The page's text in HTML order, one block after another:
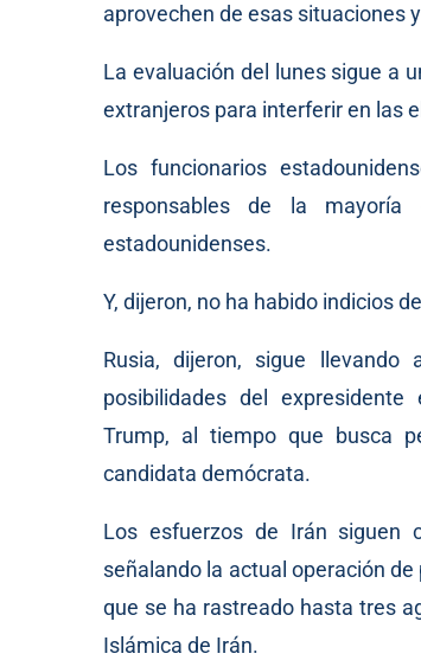
aprovechen de esas situaciones
La evaluación del lunes sigue a
extranjeros para interferir en las
Los funcionarios
responsables de la
estadounidenses.
Y, dijeron, no ha habido indicios
Rusia, dijeron, sigue
posibilidades del expresidente
Trump, al tiempo que busca
candidata demócrata.
Los esfuerzos de Irán siguen
señalando la actual operación
que se ha rastreado hasta tres
Islámica de Irán.